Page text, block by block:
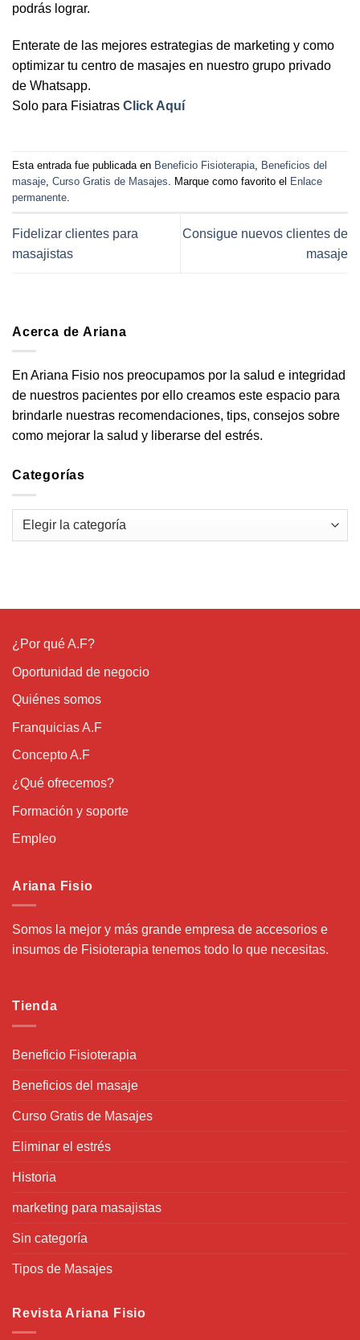
podrás lograr.
Enterate de las mejores estrategias de marketing y como
optimizar tu centro de masajes en nuestro grupo privado
de Whatsapp.
Solo para Fisiatras Click Aquí
Esta entrada fue publicada en Beneficio Fisioterapia
Beneficios del
masaje Curso Gratis de Masajes . Marque como favorito el Enlace
permanente
Fidelizar clientes para
masajistas
Consigue nuevos clientes de
masaje
Acerca de Ariana
En Ariana Fisio nos preocupamos por la salud e integridad
de nuestros pacientes por ello creamos este espacio para
brindarle nuestras recomendaciones, tips, consejos sobre
como mejorar la salud y liberarse del estrés.
Categorías
Categorías
¿Por qué A.F?
Oportunidad de negocio
Quiénes somos
Franquicias A.F
Concepto A.F
¿Qué ofrecemos?
Formación y soporte
Empleo
Ariana Fisio
Somos la mejor y más grande empresa de accesorios e
insumos de Fisioterapia tenemos todo lo que necesitas.
Tienda
Beneficio Fisioterapia
Beneficios del masaje
Curso Gratis de Masajes
Eliminar el estrés
Historia
marketing para masajistas
Sin categoría
Tipos de Masajes
Revista Ariana Fisio